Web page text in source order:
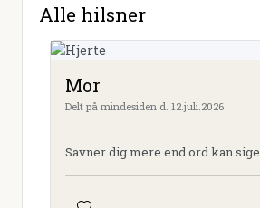
Alle hilsner
Mor
Delt på mindesiden d. 12.juli.2026
Savner dig mere end ord kan sige